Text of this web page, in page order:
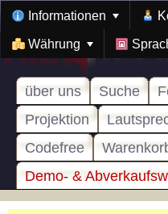
Informationen
Währung
über uns Suche
Projektion
Codefree
Demo- &